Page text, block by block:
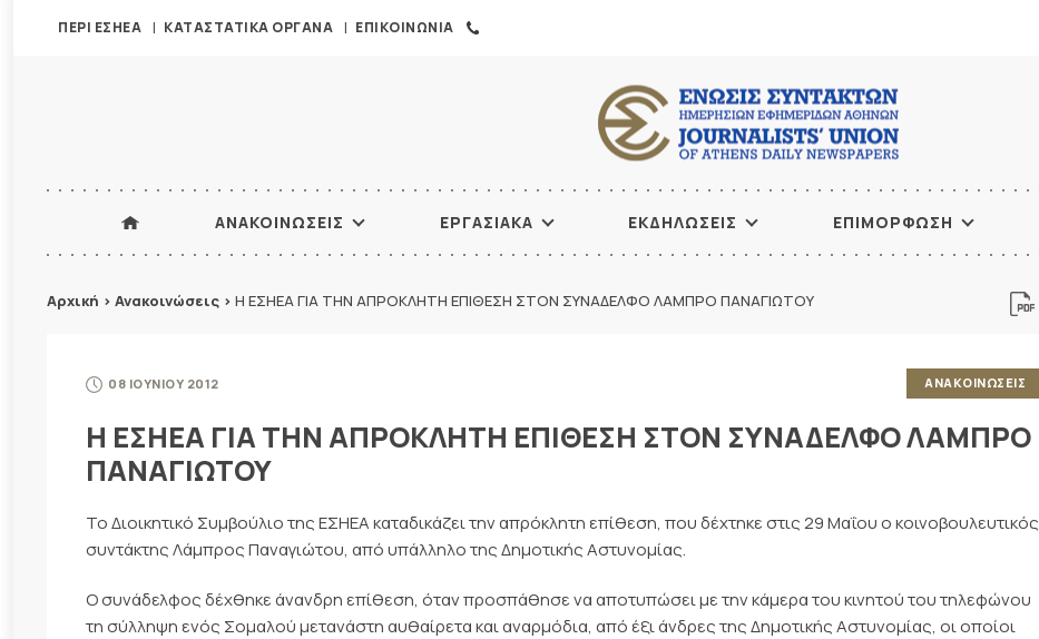
ΠΕΡΙ ΕΣΗΕΑ ΚΑΤΑΣΤΑΤΙΚΑ ΟΡΓΑΝΑ ΕΠΙΚΟΙΝΩΝΙΑ
ΑΝΑΚΟΙΝΩΣΕΙΣ ΕΡΓΑΣΙΑΚΑ ΕΚΔΗΛΩΣΕΙΣ ΕΠΙΜΟΡΦΩΣΗ
Αρχική > Ανακοινώσεις > Η ΕΣΗΕΑ ΓΙΑ ΤΗΝ ΑΠΡΟΚΛΗΤΗ ΕΠΙΘΕΣΗ ΣΤΟΝ ΣΥΝΑΔΕΛΦΟ ΛΑΜΠΡΟ ΠΑΝΑΓΙΩΤΟΥ
08 ΙΟΥΝΙΟΥ 2012 ΑΝΑΚΟΙΝΩΣΕΙΣ
Η ΕΣΗΕΑ ΓΙΑ ΤΗΝ ΑΠΡΟΚΛΗΤΗ ΕΠΙΘΕΣΗ ΣΤΟΝ ΣΥΝΑΔΕΛΦΟ ΛΑΜΠΡΟ
ΠΑΝΑΓΙΩΤΟΥ
Το Διοικητικό Συμβούλιο της ΕΣΗΕΑ καταδικάζει την απρόκλητη επίθεση, που δέχτηκε στις 29 Μαΐου ο κοινοβουλευτικός
συντάκτης Λάμπρος Παναγιώτου, από υπάλληλο της Δημοτικής Αστυνομίας.
Ο συνάδελφος δέχθηκε άνανδρη επίθεση, όταν προσπάθησε να αποτυπώσει με την κάμερα του κινητού του τηλεφώνου
τη σύλληψη ενός Σομαλού μετανάστη αυθαίρετα και αναρμόδια, από έξι άνδρες της Δημοτικής Αστυνομίας, οι οποίοι